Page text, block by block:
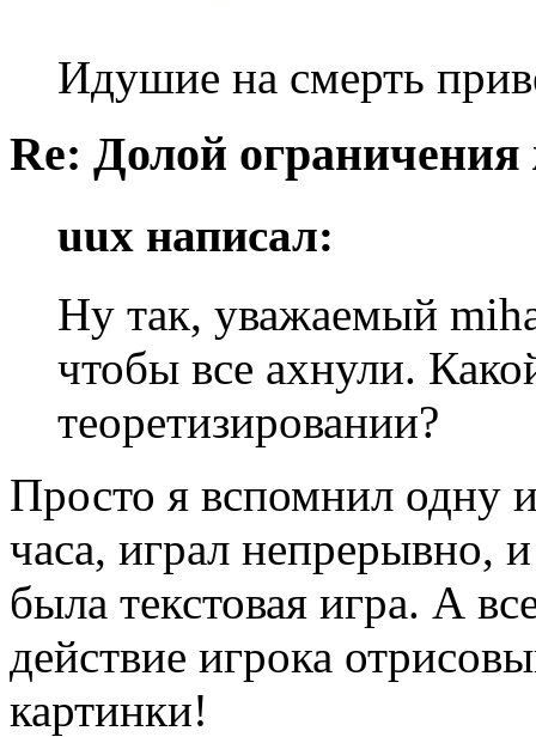
Идушие на смерть
Re: Долой
uux написал:
Ну так, уважаемый
чтобы все ахнули.
теоретизировании?
Просто я вспомнил одну
часа, играл непрерывно,
была текстовая игра. А
действие игрока
картинки!